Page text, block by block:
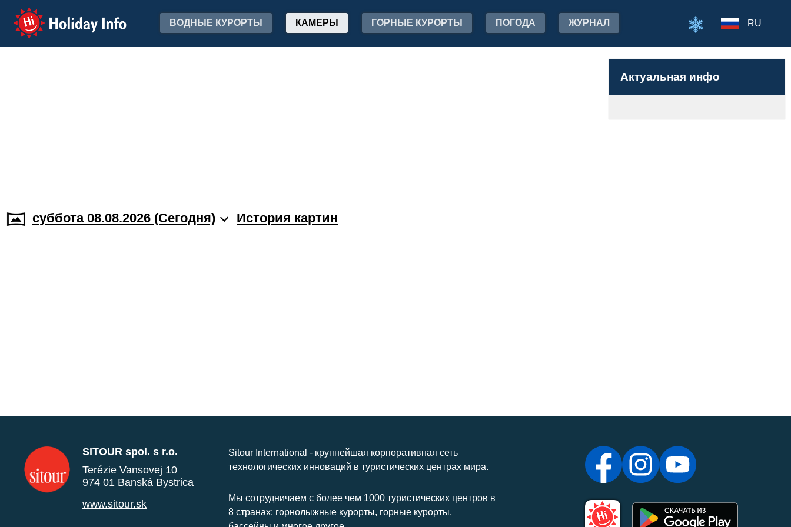
Holiday Info ВОДНЫЕ КУРОРТЫ КАМЕРЫ ГОРНЫЕ КУРОРТЫ ПОГОДА ЖУРНАЛ RU
Актуальная инфо
суббота 08.08.2026 (Cегодня) История картин
SITOUR spol. s r.o.
Terézie Vansovej 10
974 01 Banská Bystrica
www.sitour.sk
Sitour International - крупнейшая корпоративная сеть
технологических инноваций в туристических центрах мира.
Мы сотрудничаем с более чем 1000 туристических центров в
8 странах: горнолыжные курорты, горные курорты,